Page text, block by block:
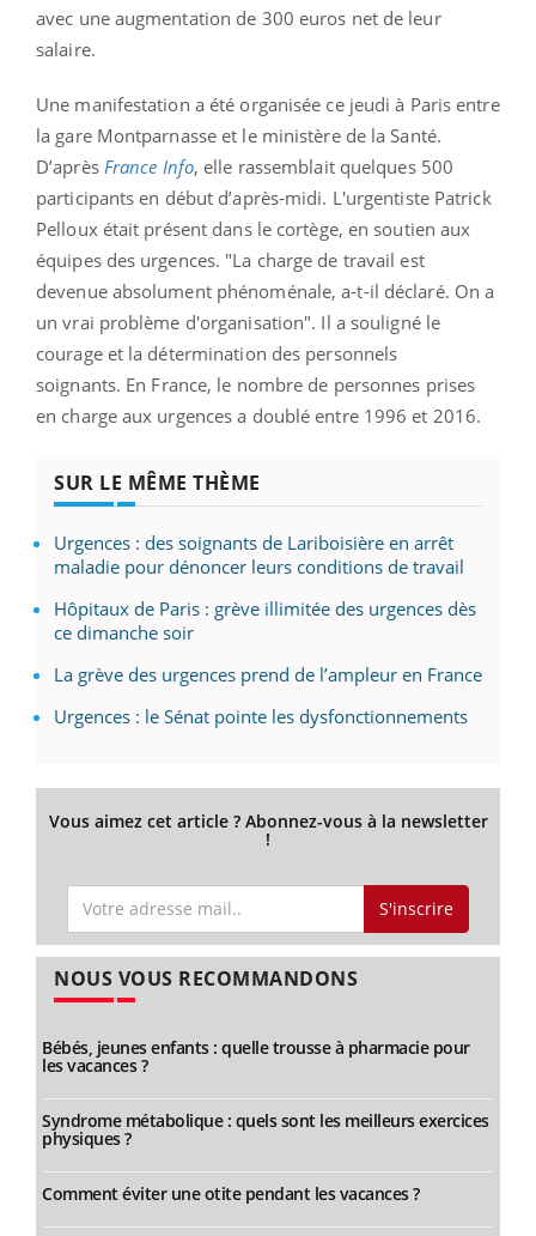
avec une augmentation de 300 euros net de leur
salaire.
Une manifestation a été organisée ce jeudi à Paris entre
la gare Montparnasse et le ministère de la Santé.
D’après France Info, elle rassemblait quelques 500
participants en début d’après-midi. L'urgentiste Patrick
Pelloux était présent dans le cortège, en soutien aux
équipes des urgences. "La charge de travail est
devenue absolument phénoménale, a-t-il déclaré. On a
un vrai problème d'organisation". Il a souligné le
courage et la détermination des personnels
soignants. En France, le nombre de personnes prises
en charge aux urgences a doublé entre 1996 et 2016.
SUR LE MÊME THÈME
Urgences : des soignants de Lariboisière en arrêt
maladie pour dénoncer leurs conditions de travail
Hôpitaux de Paris : grève illimitée des urgences dès
ce dimanche soir
La grève des urgences prend de l’ampleur en France
Urgences : le Sénat pointe les dysfonctionnements
Vous aimez cet article ? Abonnez-vous à la newsletter
!
S'inscrire
NOUS VOUS RECOMMANDONS
Bébés, jeunes enfants : quelle trousse à pharmacie pour
les vacances ?
Syndrome métabolique : quels sont les meilleurs exercices
physiques ?
Comment éviter une otite pendant les vacances ?